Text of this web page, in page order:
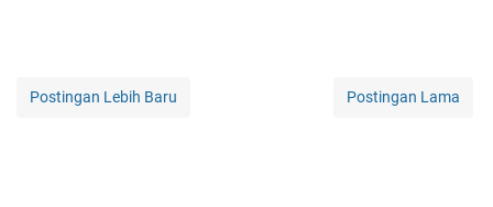
Postingan Lebih Baru Postingan Lama